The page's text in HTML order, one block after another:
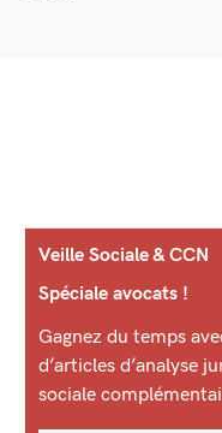
Veille Sociale & CCN
Spéciale avocats !
Gagnez du temps
d’articles d’analyse
sociale